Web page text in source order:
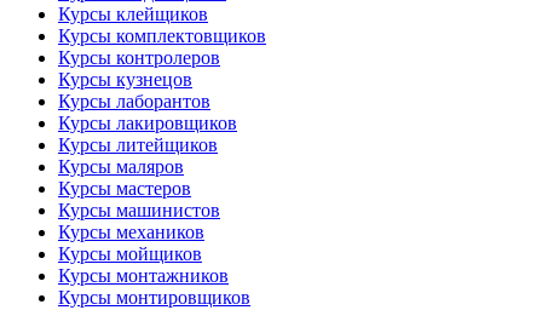
Курсы клейщиков
Курсы комплектовщиков
Курсы контролеров
Курсы кузнецов
Курсы лаборантов
Курсы лакировщиков
Курсы литейщиков
Курсы маляров
Курсы мастеров
Курсы машинистов
Курсы механиков
Курсы мойщиков
Курсы монтажников
Курсы монтировщиков